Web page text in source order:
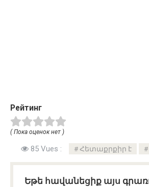
Рейтинг
( Пока оценок нет )
85 Vues : Հետաքրքիր է
Եթե հավանեցիք այս